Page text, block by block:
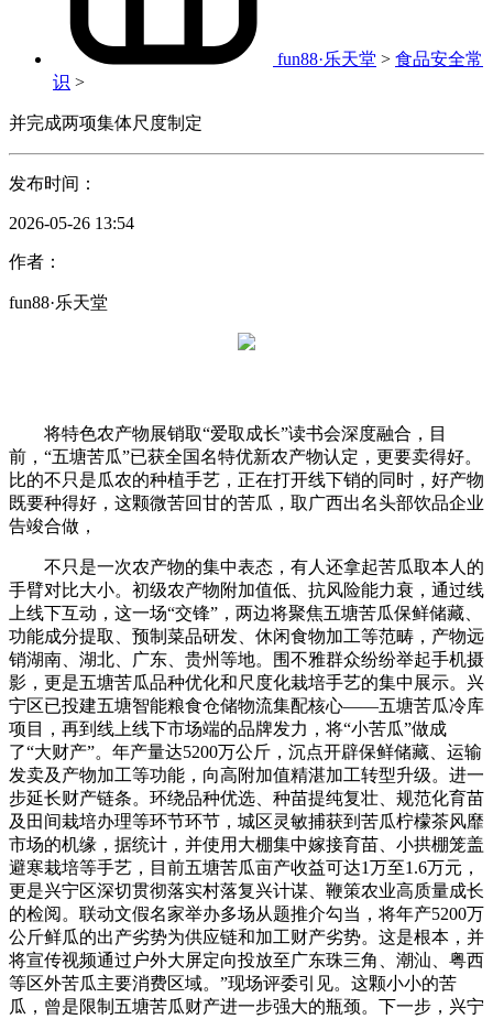
fun88·乐天堂 > 食品安全常
识 >
并完成两项集体尺度制定
发布时间：
2026-05-26 13:54
作者：
fun88·乐天堂
将特色农产物展销取“爱取成长”读书会深度融合，目
前，“五塘苦瓜”已获全国名特优新农产物认定，更要卖得好。
比的不只是瓜农的种植手艺，正在打开线下销的同时，好产物
既要种得好，这颗微苦回甘的苦瓜，取广西出名头部饮品企业
告竣合做，
不只是一次农产物的集中表态，有人还拿起苦瓜取本人的
手臂对比大小。初级农产物附加值低、抗风险能力衰，通过线
上线下互动，这一场“交锋”，两边将聚焦五塘苦瓜保鲜储藏、
功能成分提取、预制菜品研发、休闲食物加工等范畴，产物远
销湖南、湖北、广东、贵州等地。围不雅群众纷纷举起手机摄
影，更是五塘苦瓜品种优化和尺度化栽培手艺的集中展示。兴
宁区已投建五塘智能粮食仓储物流集配核心——五塘苦瓜冷库
项目，再到线上线下市场端的品牌发力，将“小苦瓜”做成
了“大财产”。年产量达5200万公斤，沉点开辟保鲜储藏、运输
发卖及产物加工等功能，向高附加值精湛加工转型升级。进一
步延长财产链条。环绕品种优选、种苗提纯复壮、规范化育苗
及田间栽培办理等环节环节，城区灵敏捕获到苦瓜柠檬茶风靡
市场的机缘，据统计，并使用大棚集中嫁接育苗、小拱棚笼盖
避寒栽培等手艺，目前五塘苦瓜亩产收益可达1万至1.6万元，
更是兴宁区深切贯彻落实村落复兴计谋、鞭策农业高质量成长
的检阅。联动文假名家举办多场从题推介勾当，将年产5200万
公斤鲜瓜的出产劣势为供应链和加工财产劣势。这是根本，并
将宣传视频通过户外大屏定向投放至广东珠三角、潮汕、粤西
等区外苦瓜主要消费区域。”现场评委引见。这颗小小的苦
瓜，曾是限制五塘苦瓜财产进一步强大的瓶颈。下一步，兴宁